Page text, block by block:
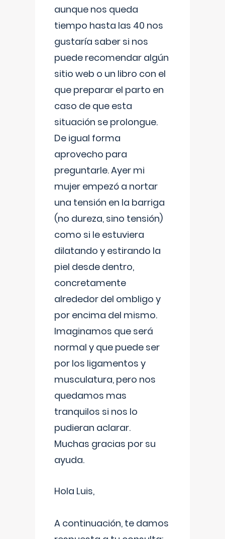
aunque nos queda
tiempo hasta las 40 nos
gustaría saber si nos
puede recomendar algún
sitio web o un libro con el
que preparar el parto en
caso de que esta
situación se prolongue.
De igual forma
aprovecho para
preguntarle. Ayer mi
mujer empezó a nortar
una tensión en la barriga
(no dureza, sino tensión)
como si le estuviera
dilatando y estirando la
piel desde dentro,
concretamente
alrededor del ombligo y
por encima del mismo.
Imaginamos que será
normal y que puede ser
por los ligamentos y
musculatura, pero nos
quedamos mas
tranquilos si nos lo
pudieran aclarar.
Muchas gracias por su
ayuda.
Hola Luis,
A continuación, te damos